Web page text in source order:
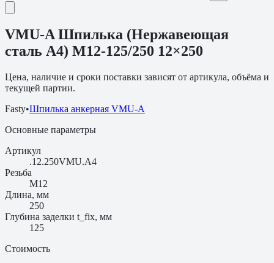
VMU-A Шпилька (Нержавеющая
сталь A4) M12-125/250 12×250
Цена, наличие и сроки поставки зависят от артикула, объёма и
текущей партии.
Fasty•Шпилька анкерная VMU-A
Основные параметры
Артикул
.12.250VMU.A4
Резьба
M12
Длина, мм
250
Глубина заделки t_fix, мм
125
Стоимость